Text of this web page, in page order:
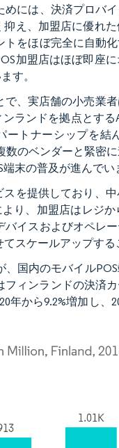
には、決済プロバ
え、加盟店に優れ
をほぼ完全に自動
加盟店はほぼ即座
す。
、実店舗の小売業
ランドを拠点とする
トナーシップを結
数のベンダーと緊密
末の普及が進んでい
を提供しており、
り、加盟店はレジ
イスおよびオペレ
スケールアップする
国内のモバイル
ィンランドの決済
年から9.2%増加し、